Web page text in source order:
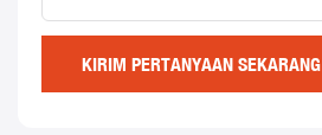
KIRIM PERTANYAAN SEKARANG